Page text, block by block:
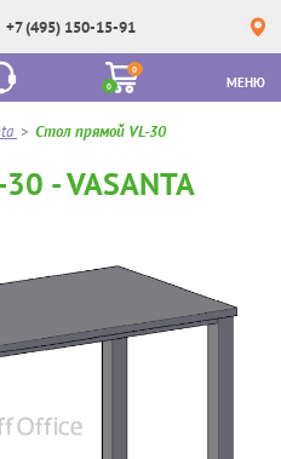
+7 (495) 150-15-91
0
0
МЕНЮ
> Стол прямой VL-30
- VASANTA